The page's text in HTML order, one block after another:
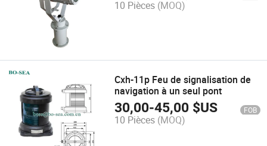
10 Pièces (MOQ)
Cxh-11p Feu de signalisation de
navigation à un seul pont
30,00-45,00 $US FOB
10 Pièces (MOQ)